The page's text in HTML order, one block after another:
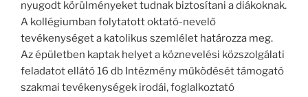
nyugodt körülményeket tudnak biztosítani a diákoknak.
A kollégiumban folytatott oktató-nevelő
tevékenységet a katolikus szemlélet határozza meg.
Az épületben kaptak helyet a köznevelési közszolgálati
feladatot ellátó 16 db Intézmény működését támogató
szakmai tevékenységek irodái, foglalkoztató